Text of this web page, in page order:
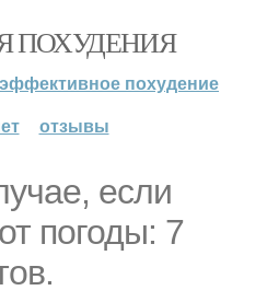
ПОХУДЕНИЯ
эффективное похудение
отзывы
если
погоды: 7